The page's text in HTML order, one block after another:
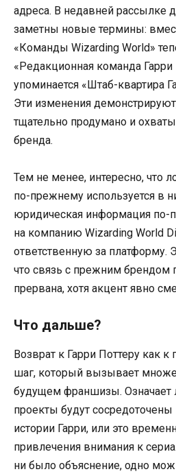
адреса. В недавней рассылке
заметны новые термины:
«Команды Wizarding World»
«Редакционная команда Гарри
упоминается «Штаб-квартира
Эти изменения
тщательно продумано и
бренда.
Тем не менее, интересно, что
по-прежнему используется в
юридическая информация по-
на компанию Wizarding World
ответственную за платформу.
что связь с прежним брендом
прервана, хотя акцент явно
Что дальше?
Возврат к Гарри Поттеру как
шаг, который вызывает
будущем франшизы. Означает
проекты будут
истории Гарри, или это
привлечения внимания к
ни было объяснение, одно